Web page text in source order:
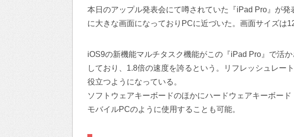
本日のアップル発表会にて噂されていた『iPad Pro』が発
に大きな画面になっておりPCに近づいた。画面サイズは
iOS9の新機能マルチタスク機能がこの『iPad Pro』で活
しており、1.8倍の速度を誇るという。リフレッシュレー
役立つようになっている。
ソフトウェアキーボードのほかにハードウェアキーボー
モバイルPCのように使用することも可能。